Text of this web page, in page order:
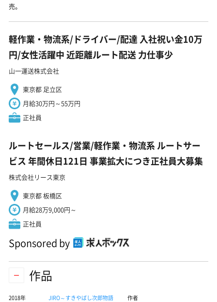
売。
軽作業・物流系/ドライバー/配達 入社祝い金10万
円/女性活躍中 近距離ルート配送 力仕事少
山一運送株式会社
東京都 足立区
月給30万円～55万円
正社員
ルートセールス/営業/軽作業・物流系 ルートサー
ビス 年間休日121日 事業拡大につき正社員大募集
株式会社リース東京
東京都 板橋区
月給28万9,000円～
正社員
Sponsored by
作品
2018年 JIRO～すきやばし次郎物語 作者